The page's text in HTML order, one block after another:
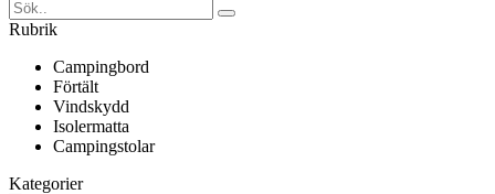
Rubrik
Campingbord
Förtält
Vindskydd
Isolermatta
Campingstolar
Kategorier